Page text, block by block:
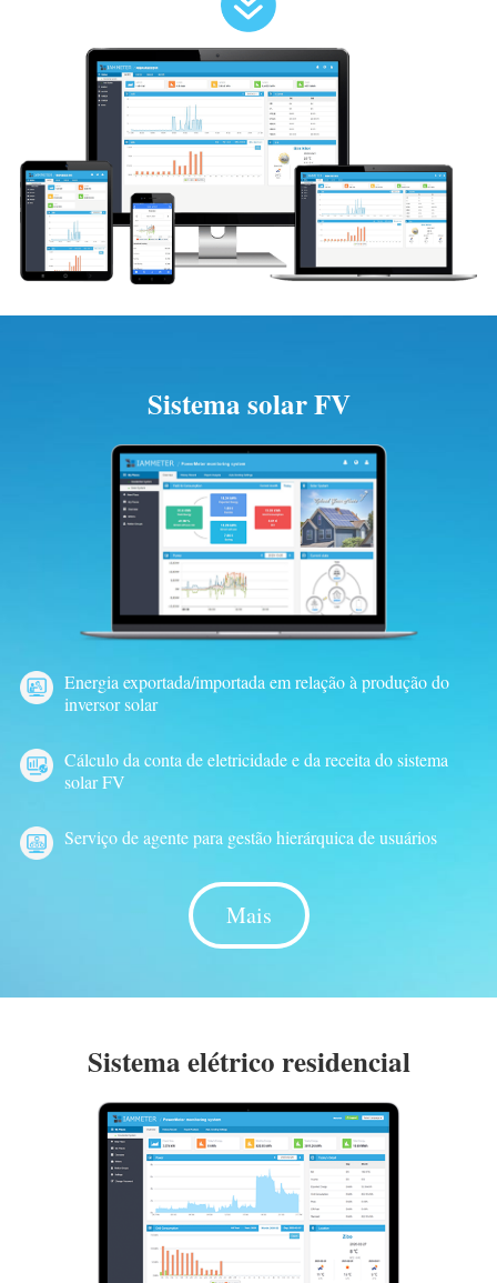
Sistema solar FV
Energia exportada/importada em relação à produção do
inversor solar
Cálculo da conta de eletricidade e da receita do sistema
solar FV
Serviço de agente para gestão hierárquica de usuários
Mais
Sistema elétrico residencial